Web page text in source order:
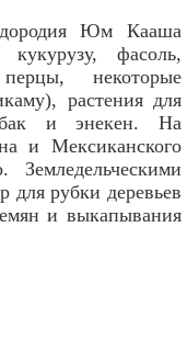
Юм Кааша
фасоль,
некоторые
растения для
и энекен. На
и Мексиканского
рубки деревьев
и выкапывания